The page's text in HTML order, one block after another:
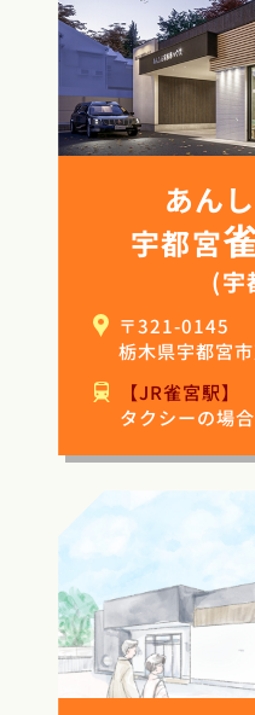
あん
宇都宮
(宇
〒321-0145
栃木県宇都宮
【JR雀宮駅】
タクシーの場